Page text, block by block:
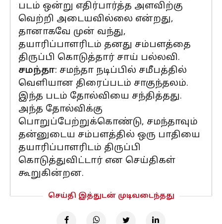
படம் ஒன்று எதிர்பார்த்த அளவிற்கு
வெற்றி அடையவில்லை என்றது,
தானாகவே முன் வந்து,
தயாரிப்பாளரிடம் தனது சம்பளத்தை
திருப்பி கொடுத்தார் சாய் பல்லவி.
சமந்தா: சமந்தா நடிப்பில் சமீபத்தில்
வெளியான திரைப்படம் சாகுந்தலம்.
இந்த படம் தோல்வியை சந்தித்தது.
அந்த தோல்விக்கு
பொறுப்பேற்றுக்கொண்டு, சமந்தாவும்
தன்னுடைய சம்பளத்தில் ஒரு பாதியை
தயாரிப்பாளரிடம் திருப்பி
கொடுத்துவிட்டார் என செய்திகள்
கூறுகின்றன.
செய்தி இத்துடன் முடிவடைந்தது